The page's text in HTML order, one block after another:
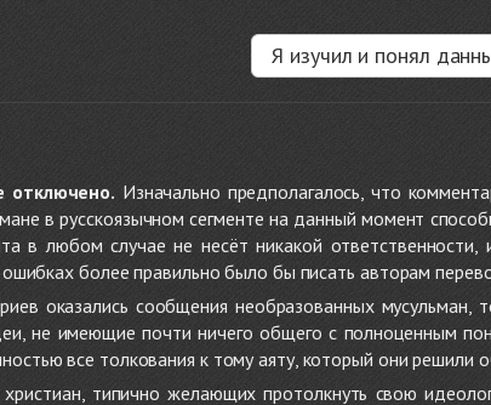
Я изучил и понял
отключено. Изначально предполагалось, что
в русскоязычном сегменте на данный момент
в любом случае не несёт никакой
более правильно было бы писать авторам
оказались сообщения необразованных
не имеющие почти ничего общего с полноценным
все толкования к тому аяту, который они решили
типично желающих протолкнуть свою